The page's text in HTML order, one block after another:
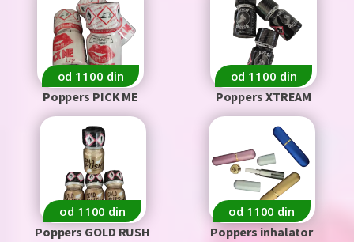
od 1100 din
Poppers PICK ME
od 1100 din
Poppers XTREAM
od 1100 din
Poppers GOLD RUSH
od 1100 din
Poppers inhalator